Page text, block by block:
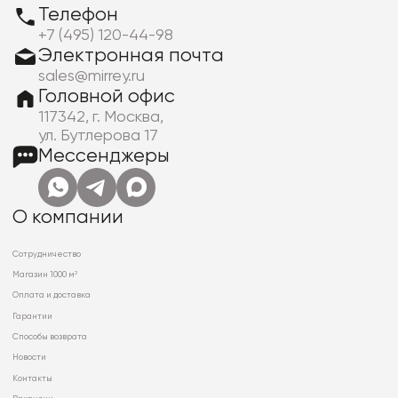
Телефон
+7 (495) 120-44-98
Электронная почта
sales@mirrey.ru
Головной офис
117342, г. Москва,
ул. Бутлерова 17
Мессенджеры
О компании
Сотрудничество
Магазин 1000 м²
Оплата и доставка
Гарантии
Способы возврата
Новости
Контакты